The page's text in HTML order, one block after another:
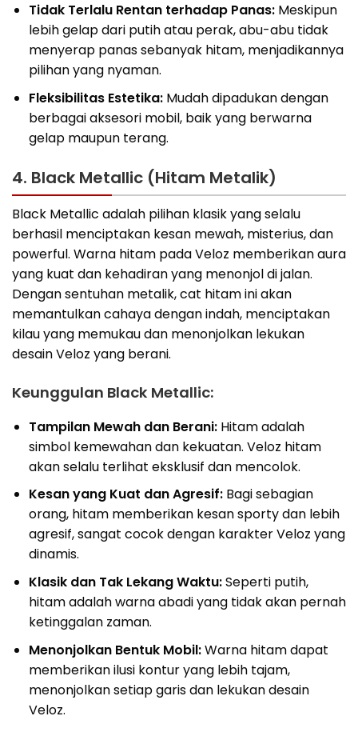
Tidak Terlalu Rentan terhadap Panas:Meskipun
lebih gelap dari putih atau perak, abu-abu tidak
menyerap panas sebanyak hitam, menjadikannya
pilihan yang nyaman.
Fleksibilitas Estetika:Mudah dipadukan dengan
berbagai aksesori mobil, baik yang berwarna
gelap maupun terang.
4. Black Metallic (Hitam Metalik)
Black Metallic adalah pilihan klasik yang selalu
berhasil menciptakan kesan mewah, misterius, dan
powerful. Warna hitam pada Veloz memberikan aura
yang kuat dan kehadiran yang menonjol di jalan.
Dengan sentuhan metalik, cat hitam ini akan
memantulkan cahaya dengan indah, menciptakan
kilau yang memukau dan menonjolkan lekukan
desain Veloz yang berani.
Keunggulan Black Metallic:
Tampilan Mewah dan Berani:Hitam adalah
simbol kemewahan dan kekuatan. Veloz hitam
akan selalu terlihat eksklusif dan mencolok.
Kesan yang Kuat dan Agresif:Bagi sebagian
orang, hitam memberikan kesan sporty dan lebih
agresif, sangat cocok dengan karakter Veloz yang
dinamis.
Klasik dan Tak Lekang Waktu:Seperti putih,
hitam adalah warna abadi yang tidak akan pernah
ketinggalan zaman.
Menonjolkan Bentuk Mobil:Warna hitam dapat
memberikan ilusi kontur yang lebih tajam,
menonjolkan setiap garis dan lekukan desain
Veloz.